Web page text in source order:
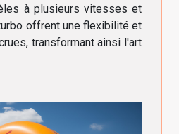
à plusieurs vitesses et
offrent une flexibilité et
transformant ainsi l'art